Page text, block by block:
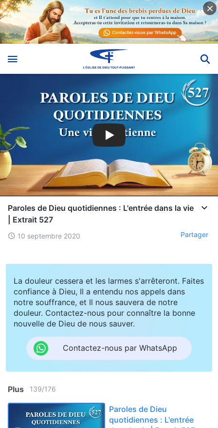
Paroles de Dieu quotidiennes : L'entrée dans la vie
| Extrait 527
10 septembre 2020 Partager
La douleur cessera et les larmes s'arrêteront. Faites
confiance à Dieu, Il a entendu nos appels dans
notre souffrance, et Il nous sauvera de notre
douleur. Contactez-nous pour connaître la bonne
nouvelle de Dieu de nous sauver.
Contactez-nous par WhatsApp
Plus 139/176
Paroles de Dieu
quotidiennes : L'entrée